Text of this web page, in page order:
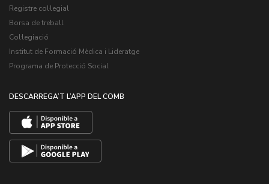
Registre col·legial
Borsa de treball
Col·legiació
Institut de Formació Mèdica i Lideratge
Programa de Protecció Social
DESCARREGA’T L’APP DEL COMB